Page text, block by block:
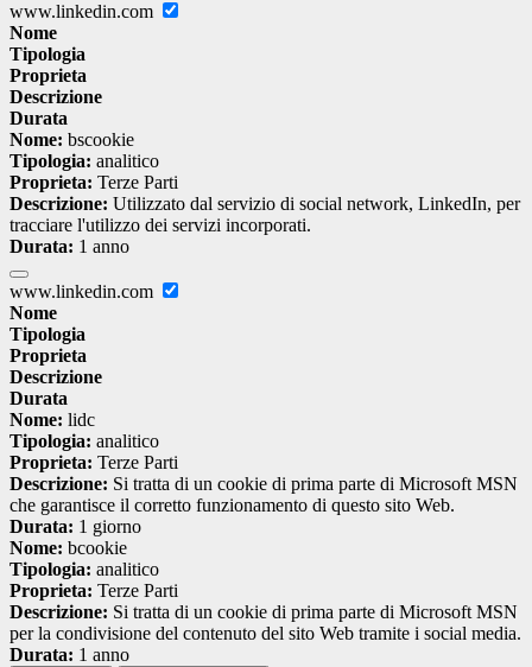
www.linkedin.com
Nome
Tipologia
Proprieta
Descrizione
Durata
Nome: bscookie
Tipologia: analitico
Proprieta: Terze Parti
Descrizione: Utilizzato dal servizio di social network, LinkedIn, per
tracciare l'utilizzo dei servizi incorporati.
Durata: 1 anno
www.linkedin.com
Nome
Tipologia
Proprieta
Descrizione
Durata
Nome: lidc
Tipologia: analitico
Proprieta: Terze Parti
Descrizione: Si tratta di un cookie di prima parte di Microsoft MSN
che garantisce il corretto funzionamento di questo sito Web.
Durata: 1 giorno
Nome: bcookie
Tipologia: analitico
Proprieta: Terze Parti
Descrizione: Si tratta di un cookie di prima parte di Microsoft MSN
per la condivisione del contenuto del sito Web tramite i social media.
Durata: 1 anno